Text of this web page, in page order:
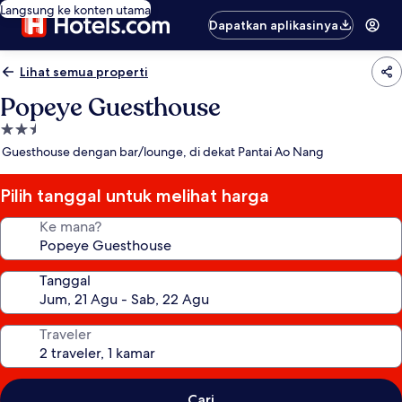
Langsung ke konten utama
Dapatkan aplikasinya
Lihat semua properti
Popeye Guesthouse
Properti
bintang
Guesthouse dengan bar/lounge, di dekat Pantai Ao Nang
Pilih tanggal untuk melihat harga
Ke mana?
Tanggal
Traveler